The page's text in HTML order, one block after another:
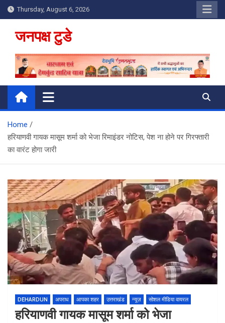
Skip
to
content
Thursday, August 6, 2026
जनपक्ष टुडे
Home
हरियाणवी गायक मासूम शर्मा को भेजा रिमाइंडर नोटिस, पेश ना होने पर गिरफ्तारी
का वारंट होगा जारी
DEHARDUN अपराध आपका शहर उत्तराखंड न्यूज़ सोशल मीडिया वायरल
हरियाणवी गायक मासूम शर्मा को भेजा